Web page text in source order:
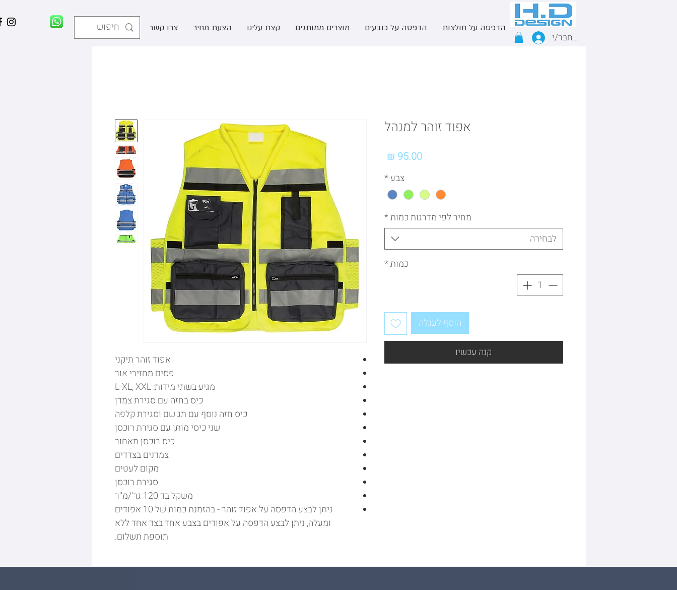
הדפסה על חולצות הדפסה על כובעים מוצרים ממותגים קצת עלינו הצעת מחיר צרו קשר
התחבר/י
אפוד זוהר תיקני
פסים מחזירי אור
מגיע בשתי מידות: L-XL, XXL
כיס בחזה עם סגירת צמדן
כיס חזה נוסף עם תג שם וסגירת קלפה
שני כיסי מותן עם סגירת רוכסן
כיס רוכסן מאחור
צמדנים בצדדים
מקום לעטים
סגירת רוכסן
משקל בד 120 גר'/מ''ר
ניתן לבצע הדפסה על אפוד זוהר - בהזמנת כמות של 10 אפודים
ומעלה, ניתן לבצע הדפסה על אפודים בצבע אחד בצד אחד ללא
תוספת תשלום.
אפוד זוהר למנהל
‏95.00 ‏₪
צבע*
מחיר לפי מדרגות כמות*
לבחירה
כמות*
הוסף לעגלה
קנה עכשיו